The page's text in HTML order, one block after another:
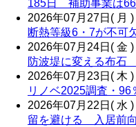
185日 補助事業は
2026年07月27日( 月 )
断熱等級6・7が不可
2026年07月24日( 金 )
防波堤に変える布石
2026年07月23日( 木 )
リノベ2025調査・96
2026年07月22日( 水 )
留を避ける 入居前